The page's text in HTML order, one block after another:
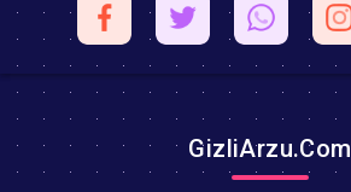
GizliArzu.Com